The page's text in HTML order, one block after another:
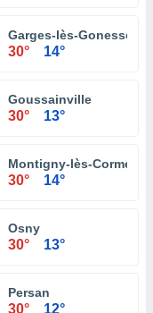
Garges-lès-Gonesse
30° 14°
Goussainville
30° 13°
Montigny-lès-
30° 14°
Osny
30° 13°
Persan
30° 12°